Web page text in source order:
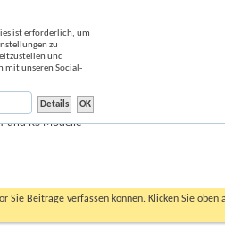
und RS Modelle
Sie Beiträge verfassen können. Klicken Sie
ist erforderlich, um
zu
und
mit unseren Social-